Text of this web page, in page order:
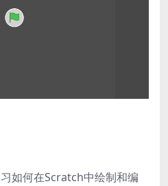
如何在Scratch中绘制和编